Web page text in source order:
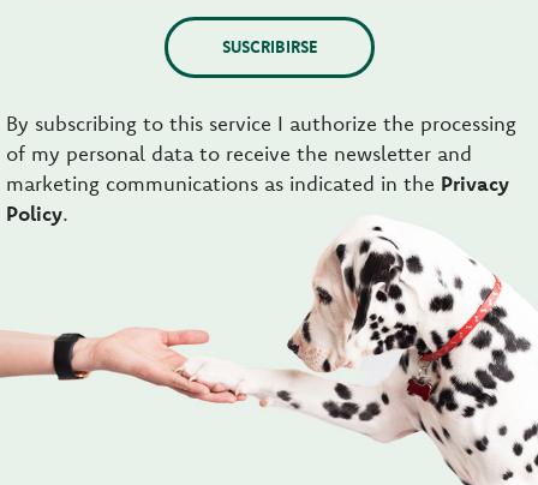
SUSCRIBIRSE
By subscribing to this service I authorize the processing
of my personal data to receive the newsletter and
marketing communications as indicated in the Privacy
Policy.